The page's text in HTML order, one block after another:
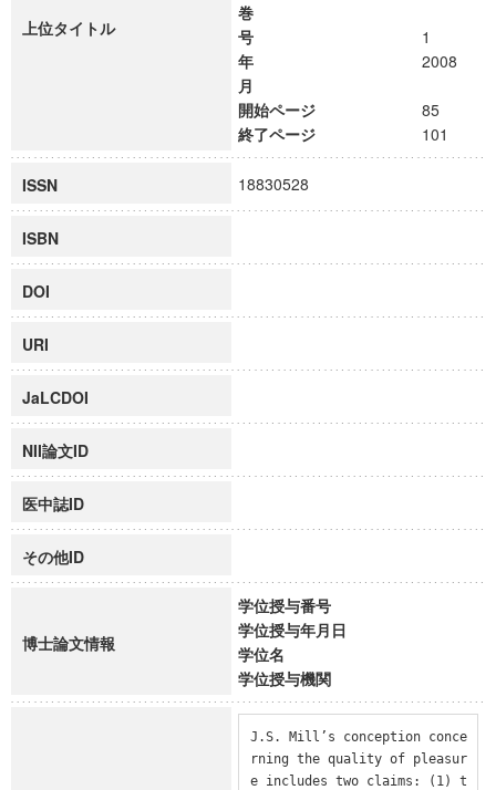
上位タイトル
巻
号
1
年
2008
月
開始ページ
85
終了ページ
101
ISSN 18830528
ISBN
DOI
URI
JaLCDOI
NII論文ID
医中誌ID
その他ID
博士論文情報
学位授与番号
学位授与年月日
学位名
学位授与機関
J.S. Mill’s conception conce
rning the quality of pleasur
e includes two claims: (1) t